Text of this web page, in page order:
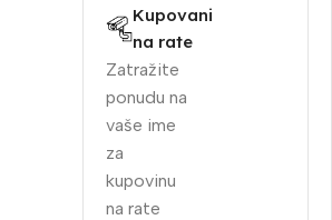
Kupovani
na rate
Zatražite
ponudu na
vaše ime
za
kupovinu
na rate